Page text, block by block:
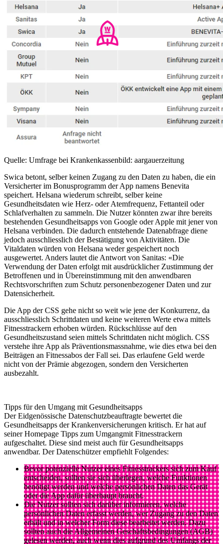
Quelle: Umfrage bei Krankenkassenbild: aargauerzeitung
Swica betont, selber keinen Zugang zu den Daten zu haben, die ein
Versicherter im Bonusprogramm der App namens Benevita
speichert. Helsana wiederum schreibt, selber keine
Gesundheitsdaten wie Herz- oder Atemfrequenz, Fettanteil oder
Schlafverhalten zu sammeln. Die Nutzer könnten zwar ihre bereits
bestehenden Gesundheitsapps von Google oder Apple mit jener von
Helsana verbinden. Die dadurch entstehende Datenabfrage diene
jedoch ausschliesslich der Bestätigung von Aktivitäten. Die
Vitaldaten würden von Helsana weder gespeichert noch
ausgewertet. Anders lautet die Antwort von Sanitas: «Die
Verwendung der Daten erfolgt mit ausdrücklicher Zustimmung der
Betroffenen und in Übereinstimmung mit den anwendbaren
Rechtsvorschriften zum Schutz personenbezogener Daten und zur
Datensicherheit.
Die App der CSS gehe nicht so weit wie jene der Konkurrenz, da
ausschliesslich Schrittdaten und keine weiteren Werte etwa mittels
Fitnesstrackern erhoben würden. Rückschlüsse auf den
Gesundheitszustand seien mittels Schrittdaten nicht möglich. CSS
verstehe ihre App als Präventionsmassnahme, wie dies etwa bei den
Beiträgen an Fitnessabos der Fall sei. Das erlaufene Geld werde
nicht von der Prämie abgezogen, sondern den Versicherten
ausbezahlt.
Tipps für den Umgang mit Gesundheitsapps
Der Eidgenössische Datenschutzbeauftragte bewertet die
Gesundheitsapps der Krankenversicherungen kritisch. Er hat auf
seiner Homepage Tipps zum Umgangmit Fitnesstrackern
aufgeschaltet. Diese sind meist auch für Gesundheitsapps
anwendbar. Der Datenschützer empfiehlt Folgendes:
Bevor potenzielle Nutzer eines Fitnesstrackers sich zum Kauf
entscheiden, sollten sie sich überlegen, welche Funktionen
benötigt werden und welche persönlichen Daten das Gerät
oder die App dafür überhaupt braucht.
Die Nutzer sollten sich darüber informieren, welche
persönlichen Daten erfasst werden, wer Zugang zu den Daten
erhält und in welcher Form diese bearbeitet werden. Dazu
sollten auch die Allgemeinen Geschäftsbedingungen (AGB)
gelesen werden, auch wenn dies aufgrund des Umfangs der